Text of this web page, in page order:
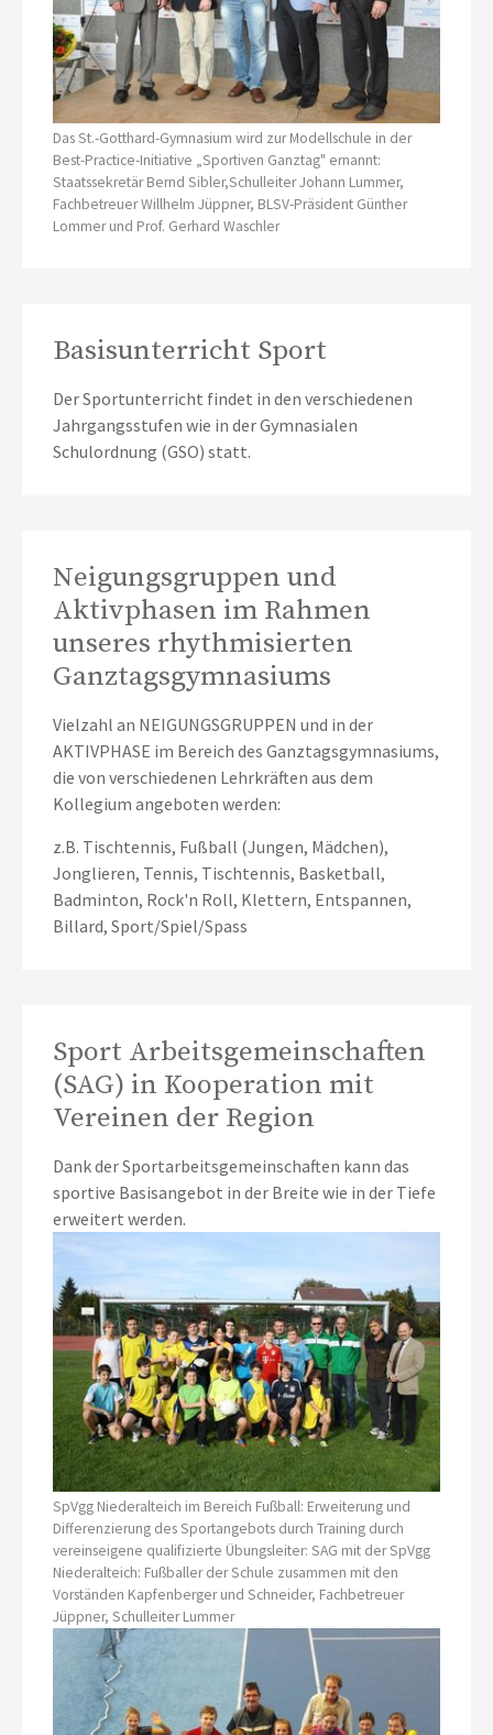
Das St.-Gotthard-Gymnasium wird zur Modellschule in der
Best-Practice-Initiative „Sportiven Ganztag" ernannt:
Staatssekretär Bernd Sibler,Schulleiter Johann Lummer,
Fachbetreuer Willhelm Jüppner, BLSV-Präsident Günther
Lommer und Prof. Gerhard Waschler
Basisunterricht Sport
Der Sportunterricht findet in den verschiedenen
Jahrgangsstufen wie in der Gymnasialen
Schulordnung (GSO) statt.
Neigungsgruppen und
Aktivphasen im Rahmen
unseres rhythmisierten
Ganztagsgymnasiums
Vielzahl an NEIGUNGSGRUPPEN und in der
AKTIVPHASE im Bereich des Ganztagsgymnasiums,
die von verschiedenen Lehrkräften aus dem
Kollegium angeboten werden:
z.B. Tischtennis, Fußball (Jungen, Mädchen),
Jonglieren, Tennis, Tischtennis, Basketball,
Badminton, Rock'n Roll, Klettern, Entspannen,
Billard, Sport/Spiel/Spass
SpVgg Niederalteich im Bereich Fußball: Erweiterung und
Differenzierung des Sportangebots durch Training durch
vereinseigene qualifizierte Übungsleiter: SAG mit der SpVgg
Niederalteich: Fußballer der Schule zusammen mit den
Vorständen Kapfenberger und Schneider, Fachbetreuer
Jüppner, Schulleiter Lummer
Sport Arbeitsgemeinschaften
(SAG) in Kooperation mit
Vereinen der Region
Dank der Sportarbeitsgemeinschaften kann das
sportive Basisangebot in der Breite wie in der Tiefe
erweitert werden.